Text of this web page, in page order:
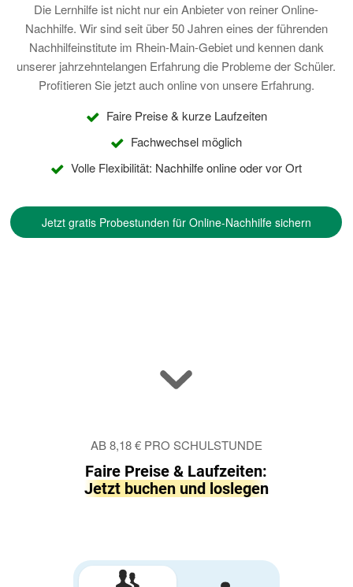
Die Lernhilfe ist nicht nur ein Anbieter von reiner Online-
Nachhilfe. Wir sind seit über 50 Jahren eines der führenden
Nachhilfeinstitute im Rhein-Main-Gebiet und kennen dank
unserer jahrzehntelangen Erfahrung die Probleme der Schüler.
Profitieren Sie jetzt auch online von unsere Erfahrung.
Faire Preise & kurze Laufzeiten
Fachwechsel möglich
Volle Flexibilität: Nachhilfe online oder vor Ort
Jetzt gratis Probestunden für Online-Nachhilfe sichern
AB 8,18 € PRO SCHULSTUNDE
Faire Preise & Laufzeiten:
Jetzt buchen und loslegen